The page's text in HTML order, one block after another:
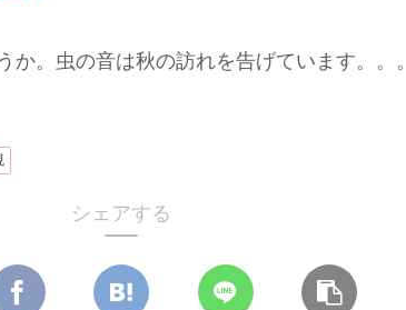
か。虫の音は秋の訪れを告げています。。。
シェアする